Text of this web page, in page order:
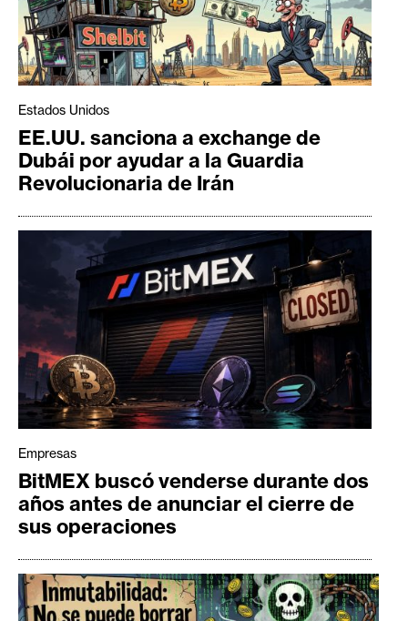
Estados Unidos
EE.UU. sanciona a exchange de
Dubái por ayudar a la Guardia
Revolucionaria de Irán
Empresas
BitMEX buscó venderse durante dos
años antes de anunciar el cierre de
sus operaciones